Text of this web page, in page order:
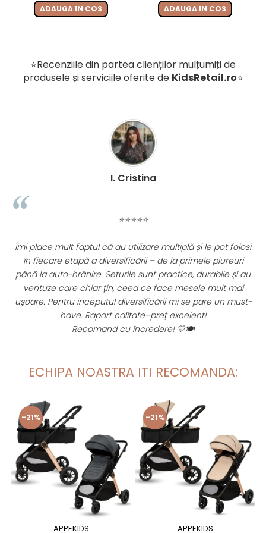
ADAUGA IN COS ADAUGA IN COS
⭐Recenziile din partea clienților mulțumiți de
produsele și serviciile oferite de KidsRetail.ro⭐
I. Cristina
⭐⭐⭐⭐⭐
Îmi place mult faptul că au utilizare multiplă și le pot folosi
în fiecare etapă a diversificării – de la primele piureuri
până la auto-hrănire. Seturile sunt practice, durabile și au
ventuze care chiar țin, ceea ce face mesele mult mai
ușoare. Pentru începutul diversificării mi se pare un must-
have. Raport calitate–preț excelent!
Recomand cu încredere! 💛🍽️
ECHIPA NOASTRA ITI RECOMANDA:
-21%
APPEKIDS
-21%
APPEKIDS